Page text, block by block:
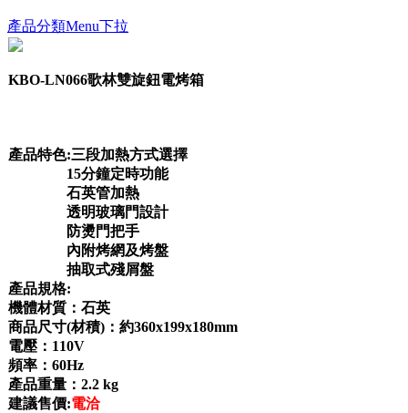
產品分類Menu下拉
KBO-LN066歌林雙旋鈕電烤箱
產品特色:三段加熱方式選擇
15分鐘定時功能
石英管加熱
透明玻璃門設計
防燙門把手
內附烤網及烤盤
抽取式殘屑盤
產品規格:
機體材質：石英
商品尺寸(材積)：約360x199x180mm
電壓：110V
頻率：60Hz
產品重量：2.2 kg
建議售價:電洽